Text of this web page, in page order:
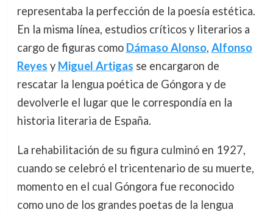
representaba la perfección de la poesía estética.
En la misma línea, estudios críticos y literarios a
cargo de figuras como Dámaso Alonso, Alfonso
Reyes y Miguel Artigas se encargaron de
rescatar la lengua poética de Góngora y de
devolverle el lugar que le correspondía en la
historia literaria de España.
La rehabilitación de su figura culminó en 1927,
cuando se celebró el tricentenario de su muerte,
momento en el cual Góngora fue reconocido
como uno de los grandes poetas de la lengua